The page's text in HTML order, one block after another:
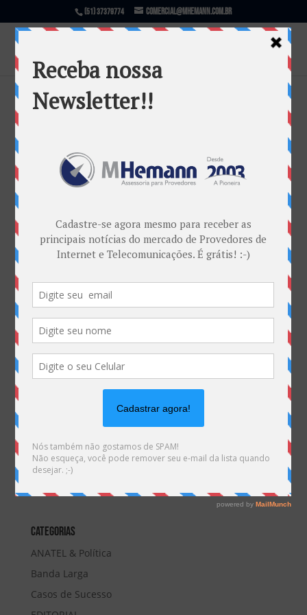
(51) 37379774 comercial@mhemann.com.br
Novas Condições de Interconexão com a Oi. Confira as mudanças:
porMarketing MHemann|jan 21, 2025
Mudanças nas interconexões junto à Oi? Sim, mas
não é só isso. Estão acontecendo mudanças
significativas no mercado de Telefonia Fixa devido a
mudanças na atuação da Oi, e dentro as principais
mudanças estão as novas condições nos contratos
Categorias
ANATEL & Política
Banda Larga
Casos de Sucesso